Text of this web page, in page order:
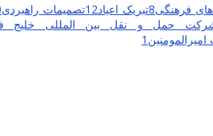
های فرهنگی8تبریک اعیاد12تصمیمات راهبردی
حمل و نقل بین المللی خلیج
امیرالمومنین 1